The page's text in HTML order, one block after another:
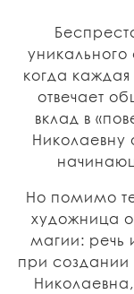
когда
отвечает
вклад в
Николаевну
Но помимо
художница
магии: речь
при создании